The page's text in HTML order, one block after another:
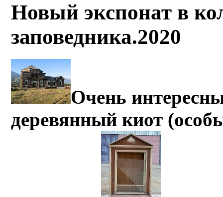
Новый экспонат в
заповедника.2020
Очень
деревянный киот